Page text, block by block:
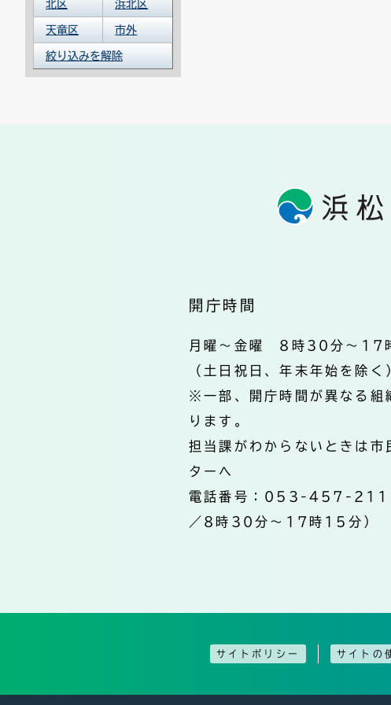
北区 浜北区
天竜区 市外
絞り込みを解除
開庁時間
月曜～金曜 8時30分～17
（土日祝日、年末年始を除く
※一部、開庁時間が異なる組
ります。
担当課がわからないときは市
ターへ
電話番号：053-457-2111
／8時30分～17時15分）
サイトポリシー サイトの